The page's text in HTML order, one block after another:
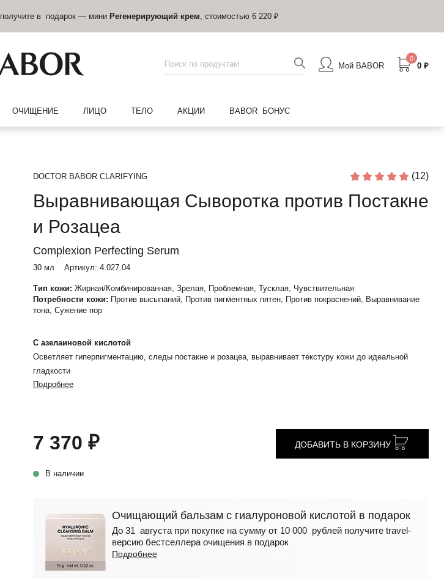
получите в подарок — мини Регенерирующий крем , стоимостью 6 220 ₽
Мой BABOR
0
0 ₽
ОЧИЩЕНИЕ ЛИЦО ТЕЛО АКЦИИ BABOR БОНУС
DOCTOR BABOR CLARIFYING (12)
Выравнивающая Сыворотка против Постакне
и Розацеа
Complexion Perfecting Serum
30 мл Артикул: 4.027.04
Тип кожи: Жирная/Комбинированная, Зрелая, Проблемная, Тусклая, Чувствительная
Потребности кожи: Против высыпаний, Против пигментных пятен, Против покраснений, Выравнивание
тона, Сужение пор
C азелаиновой кислотой
Осветляет гиперпигментацию, следы постакне и розацеа, выравнивает текстуру кожи до идеальной
гладкости
Подробнее
7 370 ₽
В наличии
ДОБАВИТЬ В КОРЗИНУ
Очищающий бальзам с гиалуроновой кислотой в подарок
До 31 августа при покупке на сумму от 10 000 рублей получите travel-
версию бестселлера очищения в подарок
Подробнее